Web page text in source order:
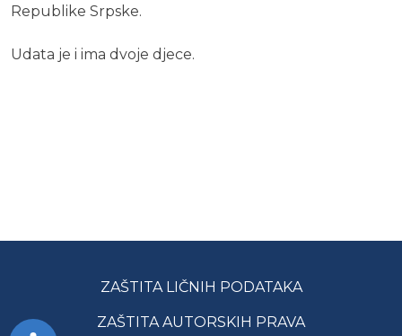
Republike Srpske.
Udata je i ima dvoje djece.
ZAŠTITA LIČNIH PODATAKA
ZAŠTITA AUTORSKIH PRAVA